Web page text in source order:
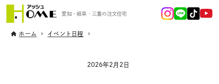
愛知・岐阜・三重の注文住宅
ホーム イベント日程
2026年2月2日